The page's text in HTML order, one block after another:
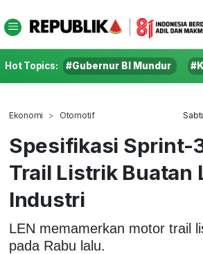
Hot Topics: #Gubernur BI Mundur
Ekonomi Otomotif
Spesifikasi Sprint-
Trail Listrik Buatan
Industri
LEN memamerkan motor trail
pada Rabu lalu.